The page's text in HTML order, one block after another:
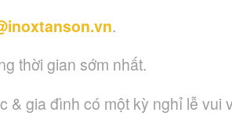
.
thời gian sớm nhất.
& gia đình có một kỳ nghỉ lễ vui